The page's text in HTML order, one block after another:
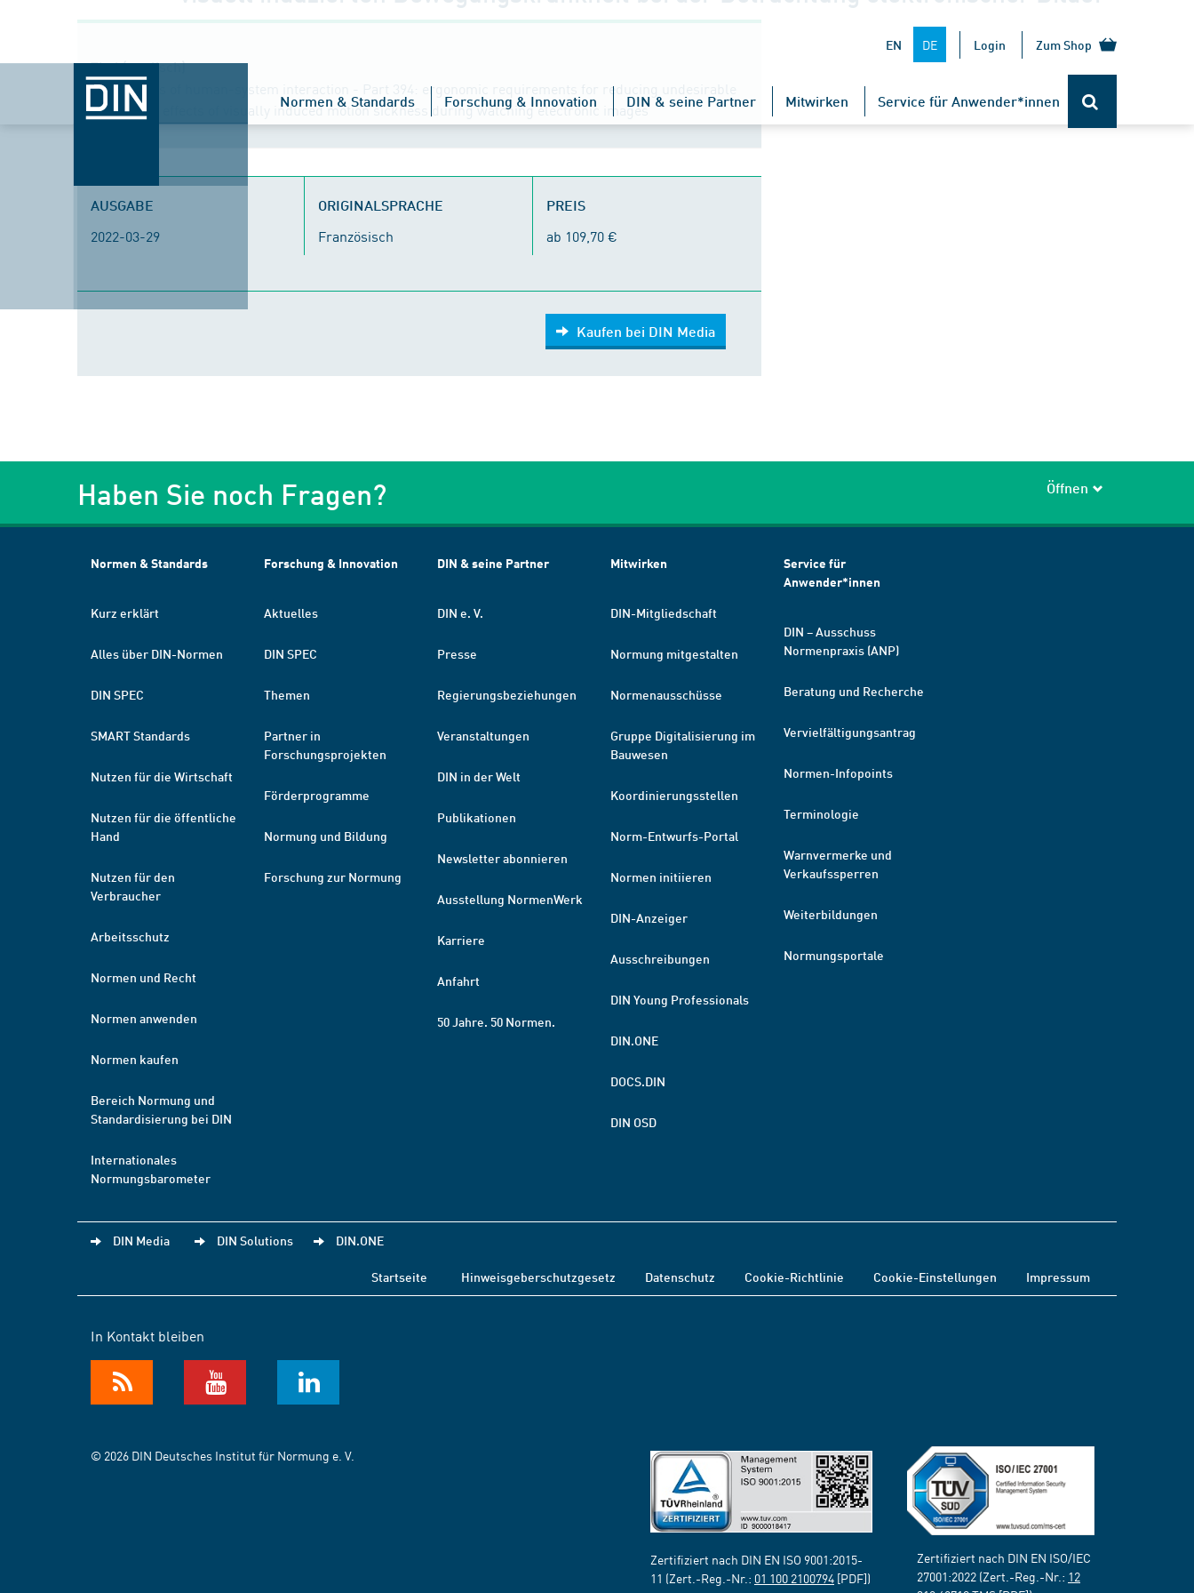
EN DE Login Zum Shop
Normen & Standards Forschung & Innovation DIN & seine Partner Mitwirken Service für Anwender*innen
Titel (englisch)
Ergonomics of human-system interaction - Part 394: ergonomic requirements for reducing undesirable
biomedical effects of visually induced motion sickness during watching electronic images
AUSGABE
2022-03-29
ORIGINALSPRACHE
Französisch
PREIS
ab 109,70 €
Kaufen bei DIN Media
Haben Sie noch Fragen? Öffnen
Normen & Standards
Kurz erklärt
Alles über DIN-Normen
DIN SPEC
SMART Standards
Nutzen für die Wirtschaft
Nutzen für die öffentliche
Hand
Nutzen für den
Verbraucher
Arbeitsschutz
Normen und Recht
Normen anwenden
Normen kaufen
Bereich Normung und
Standardisierung bei DIN
Internationales
Normungsbarometer
Forschung & Innovation
Aktuelles
DIN SPEC
Themen
Partner in
Forschungsprojekten
Förderprogramme
Normung und Bildung
Forschung zur Normung
DIN & seine Partner
DIN e. V.
Presse
Regierungsbeziehungen
Veranstaltungen
DIN in der Welt
Publikationen
Newsletter abonnieren
Ausstellung NormenWerk
Karriere
Anfahrt
50 Jahre. 50 Normen.
Mitwirken
DIN-Mitgliedschaft
Normung mitgestalten
Normenausschüsse
Gruppe Digitalisierung im
Bauwesen
Koordinierungsstellen
Norm-Entwurfs-Portal
Normen initiieren
DIN-Anzeiger
Ausschreibungen
DIN Young Professionals
DIN.ONE
DOCS.DIN
DIN OSD
Service für
Anwender*innen
DIN – Ausschuss
Normenpraxis (ANP)
Beratung und Recherche
Vervielfältigungsantrag
Normen-Infopoints
Terminologie
Warnvermerke und
Verkaufssperren
Weiterbildungen
Normungsportale
DIN Media DIN Solutions DIN.ONE
Startseite Hinweisgeberschutzgesetz Datenschutz Cookie-Richtlinie Cookie-Einstellungen Impressum
In Kontakt bleiben
© 2026 DIN Deutsches Institut für Normung e. V.
Zertifiziert nach DIN EN ISO 9001:2015-
11 (Zert.-Reg.-Nr.: 01 100 2100794 [PDF])
Zertifiziert nach DIN EN ISO/IEC
27001:2022 (Zert.-Reg.-Nr.: 12